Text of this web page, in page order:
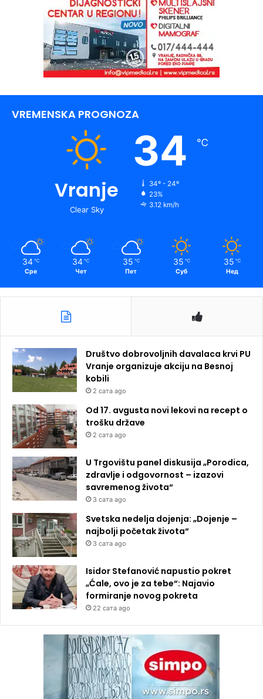
VREMENSKA PROGNOZA
Vranje
Clear Sky
34 ℃
34º - 24º
23%
3.12 km/h
34 ℃
Сре
34 ℃
Чет
35 ℃
Пет
35 ℃
Суб
35 ℃
Нед
Društvo dobrovoljnih davalaca krvi PU
Vranje organizuje akciju na Besnoj
kobili
2 сата ago
Od 17. avgusta novi lekovi na recept o
trošku države
2 сата ago
U Trgovištu panel diskusija „Porodica,
zdravlje i odgovornost – izazovi
savremenog života“
3 сата ago
Svetska nedelja dojenja: „Dojenje –
najbolji početak života“
3 сата ago
Isidor Stefanović napustio pokret
„Ćale, ovo je za tebe“: Najavio
formiranje novog pokreta
22 сата ago